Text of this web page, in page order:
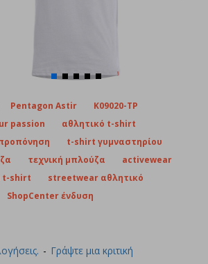
Pentagon Astir
K09020-TP
passion
αθλητικό t-shirt
t-shirt γυμναστηρίου
τεχνική μπλούζα
activewear
t-shirt
streetwear αθλητικό
ShopCenter ένδυση
- Γράψτε μια κριτική